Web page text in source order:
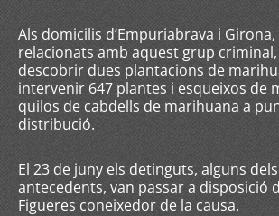
Als domicilis d’Empuriabrava i
relacionats amb aquest grup criminal,
descobrir dues plantacions de
intervenir 647 plantes i esqueixos de
quilos de cabdells de marihuana a
distribució.
El 23 de juny els detinguts, alguns
antecedents, van passar a disposició
Figueres coneixedor de la causa.